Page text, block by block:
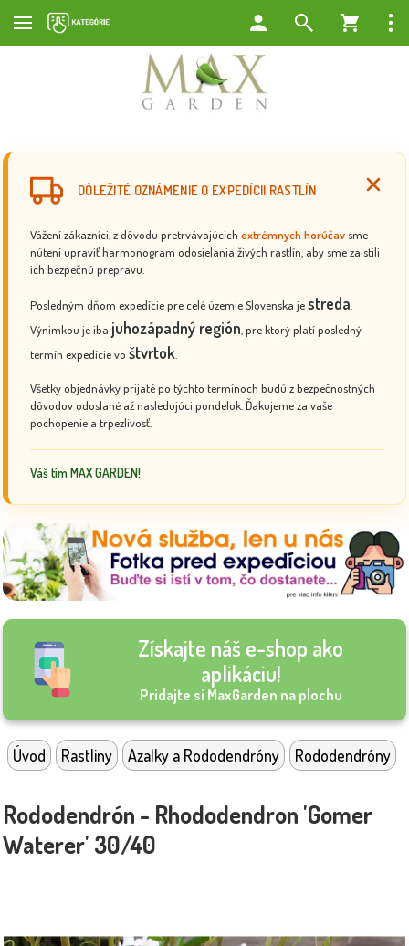
DÔLEŽITÉ OZNÁMENIE O EXPEDÍCII RASTLÍN
Vážení zákazníci, z dôvodu pretrvávajúcich extrémnych horúčav sme
nútení upraviť harmonogram odosielania živých rastlín, aby sme zaistili
ich bezpečnú prepravu.
Posledným dňom expedície pre celé územie Slovenska jestreda
Výnimkou je iba juhozápadný región , pre ktorý platí posledný
termín expedície vo štvrtok
Všetky objednávky prijaté po týchto termínoch budú z bezpečnostných
dôvodov odoslané až nasledujúci pondelok. Ďakujeme za vaše
pochopenie a trpezlivosť.
Váš tím MAX GARDEN!
Získajte náš e-shop ako
aplikáciu!
Pridajte si MaxGarden na plochu
Úvod Rastliny Azalky a Rododendróny Rododendróny
Rododendrón - Rhododendron 'Gomer
Waterer' 30/40